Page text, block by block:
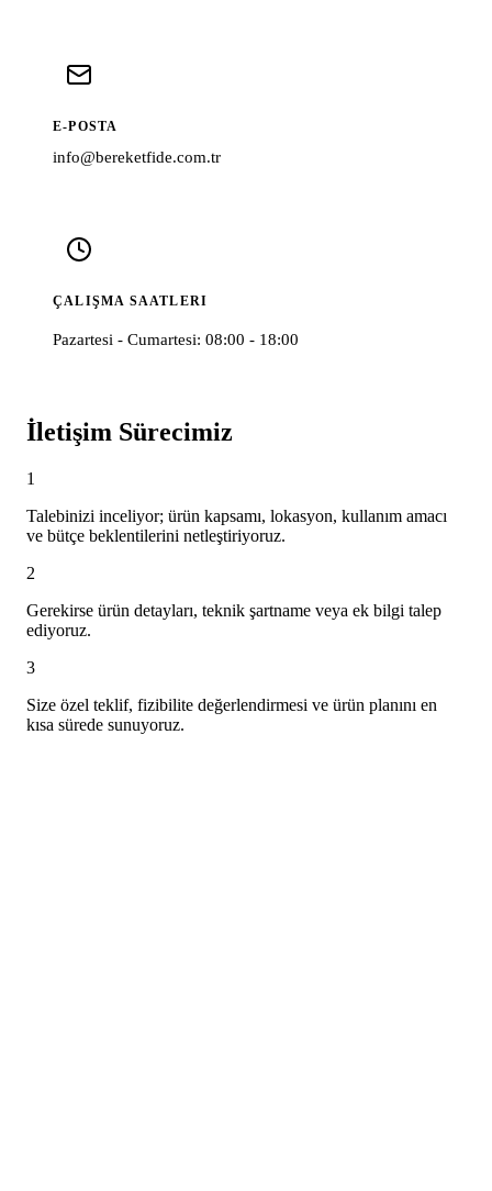
E-POSTA
info@bereketfide.com.tr
ÇALIŞMA SAATLERI
Pazartesi - Cumartesi: 08:00 - 18:00
İletişim Sürecimiz
1
Talebinizi inceliyor; ürün kapsamı, lokasyon, kullanım amacı
ve bütçe beklentilerini netleştiriyoruz.
2
Gerekirse ürün detayları, teknik şartname veya ek bilgi talep
ediyoruz.
3
Size özel teklif, fizibilite değerlendirmesi ve ürün planını en
kısa sürede sunuyoruz.